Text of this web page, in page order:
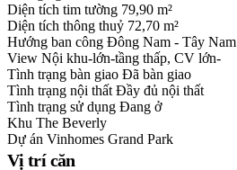
Diện tích tim tường 79,90 m²
Diện tích thông thuỷ 72,70 m²
Hướng ban công Đông Nam - Tây Nam
View Nội khu-lớn-tầng thấp, CV lớn-
Tình trạng bàn giao Đã bàn giao
Tình trạng nội thất Đầy đủ nội thất
Tình trạng sử dụng Đang ở
Khu The Beverly
Dự án Vinhomes Grand Park
Vị trí căn